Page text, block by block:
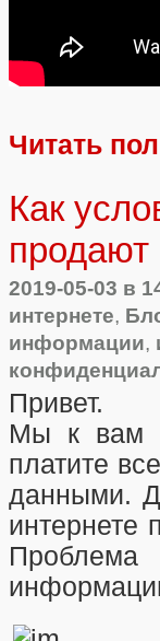
Читать
Как
2019-05-03 в
интернете,
информации,
Привет.
Мы к вам
платите
данными.
интернете